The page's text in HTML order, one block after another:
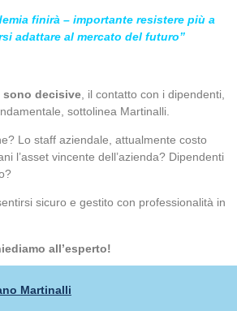
finirà – importante resistere più a
adattare al mercato del futuro”
sono decisive , il contatto con i dipendenti,
sottolinea Martinalli.
Lo staff aziendale, attualmente costo
l’asset vincente dell’azienda? Dipendenti
sicuro e gestito con professionalità in
all’esperto!
Martinalli